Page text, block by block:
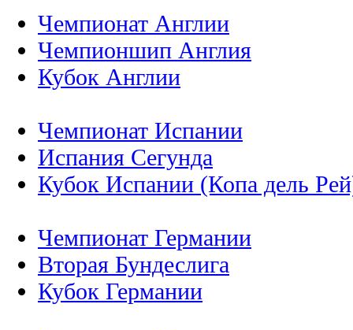
Чемпионат Англии
Чемпионшип Англия
Кубок Англии
Чемпионат Испании
Испания Сегунда
Кубок Испании (Копа дель
Чемпионат Германии
Вторая Бундеслига
Кубок Германии